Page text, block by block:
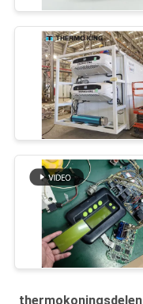
thermokoningsdelen